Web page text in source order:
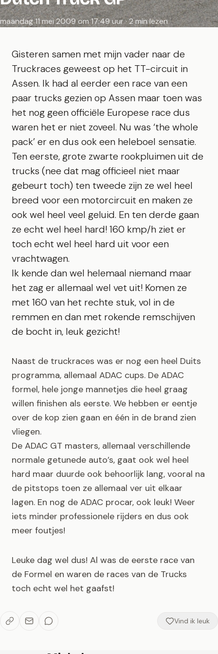
maandag 11 mei 2009 om 17:49 uur · 2 min lezen
Gisteren samen met mijn vader naar de
Truckraces geweest op het TT-circuit in
Assen. Ik had al eerder een race van een
paar trucks gezien op Assen maar toen was
het nog geen officiële Europese race dus
waren het er niet zoveel. Nu was ‘the whole
pack’ er en dus ook een heleboel sensatie.
Ten eerste, grote zwarte rookpluimen uit de
trucks (nee dat mag officieel niet maar
gebeurt toch) ten tweede zijn ze wel heel
breed voor een motorcircuit en maken ze
ook wel heel veel geluid. En ten derde gaan
ze echt wel heel hard! 160 kmp/h ziet er
toch echt wel heel hard uit voor een
vrachtwagen.
Ik kende dan wel helemaal niemand maar
het zag er allemaal wel vet uit! Komen ze
met 160 van het rechte stuk, vol in de
remmen en dan met rokende remschijven
de bocht in, leuk gezicht!
Naast de truckraces was er nog een heel Duits
programma, allemaal ADAC cups. De ADAC
formel, hele jonge mannetjes die heel graag
willen finishen als eerste. We hebben er eentje
over de kop zien gaan en één in de brand zien
vliegen.
De ADAC GT masters, allemaal verschillende
normale getunede auto’s, gaat ook wel heel
hard maar duurde ook behoorlijk lang, vooral na
de pitstops toen ze allemaal ver uit elkaar
lagen. En nog de ADAC procar, ook leuk! Weer
iets minder professionele rijders en dus ook
meer foutjes!
Leuke dag wel dus! Al was de eerste race van
de Formel en waren de races van de Trucks
toch echt wel het gaafst!
Vind ik leuk